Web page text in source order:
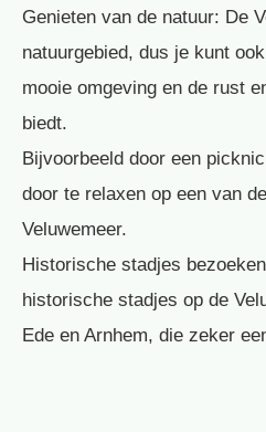
Genieten van de natuur: De
natuurgebied, dus je kunt
mooie omgeving en de rust
biedt.
Bijvoorbeeld door een
door te relaxen op een van
Veluwemeer.
Historische stadjes
historische stadjes op de
Ede en Arnhem, die zeker